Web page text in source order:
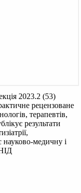
2023.2 (53)
рецензоване
терапевтів,
результати
науково-медичну і